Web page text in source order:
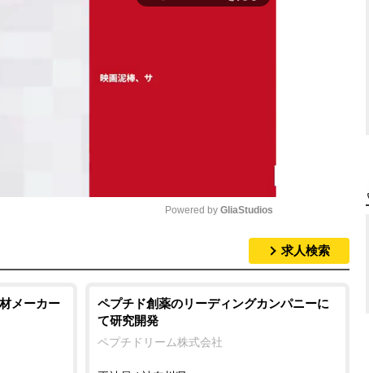
t
Powered by GliaStudios
求人検索
メーカー
ペプチド創薬のリーディングカンパニーに
て研究開発
ペプチドリーム株式会社